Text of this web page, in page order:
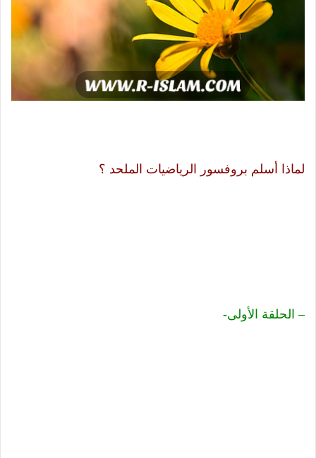
لماذا أسلم بروفسور الرياضيات الملحد ؟
– الحلقة الأولى-